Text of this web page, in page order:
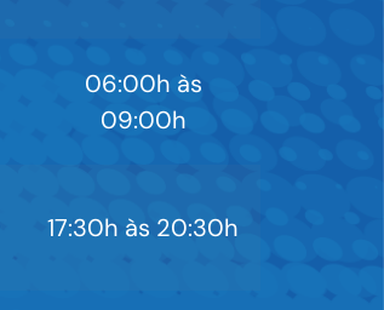
06:00h às
09:00h
17:30h às 20:30h